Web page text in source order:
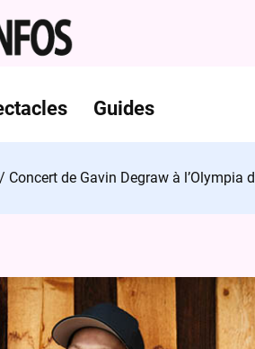
Guides
Concert de Gavin Degraw à l’Olympia